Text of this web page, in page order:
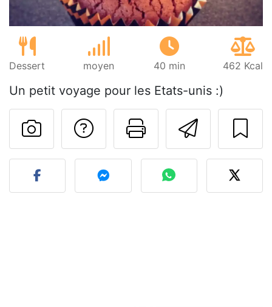
Dessert moyen 40 min 462 Kcal
Un petit voyage pour les Etats-unis :)
Imprimer
Poser une
Publier votre photo de